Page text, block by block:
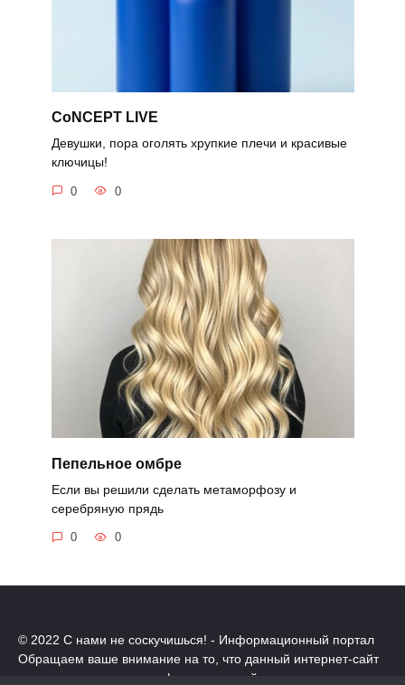
CoNCEPT LIVE
Девушки, пора оголять хрупкие плечи и красивые
ключицы!
0 0
Пепельное омбре
Если вы решили сделать метаморфозу и
серебряную прядь
0 0
© 2022 С нами не соскучишься! - Информационный портал
Обращаем ваше внимание на то, что данный интернет-сайт
носит исключительно информационный характер.